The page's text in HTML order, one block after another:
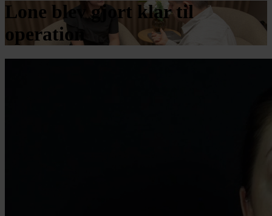
Lone blev gjort klar til
operation